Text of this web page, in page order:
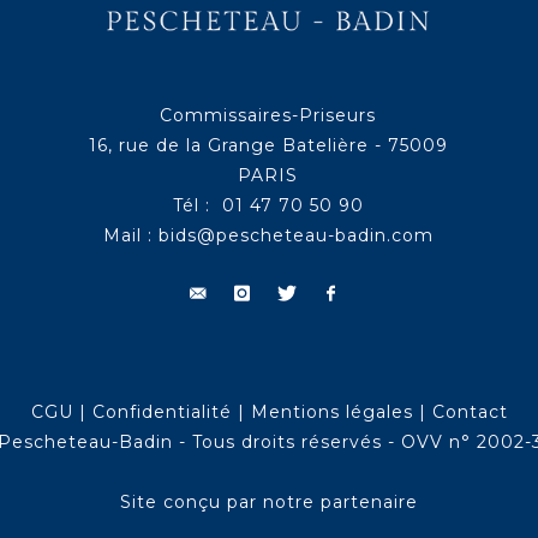
Commissaires-Priseurs
16, rue de la Grange Batelière - 75009
PARIS
Tél : 01 47 70 50 90
Mail : bids@pescheteau-badin.com
CGU | Confidentialité | Mentions légales | Contact
Badin - Tous droits réservés - OVV n° 2002-
Site conçu par notre partenaire